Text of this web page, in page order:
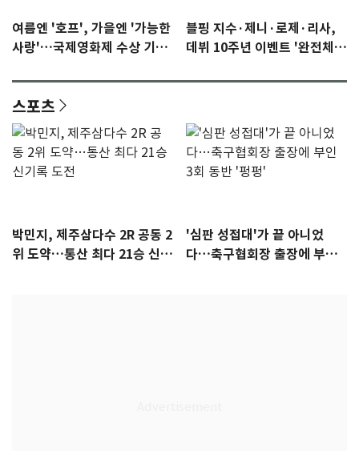
여름엔 '호프', 가을엔 '가능한
사랑'…국제영화제 수상 기대
블핑 지수·제니·로제·리사,
데뷔 10주년 이벤트 '완전체'
스포츠
박민지, 제주삼다수 2R 공동 2
위 도약…통산 최다 21승 신기
'심판 성접대'가 끝 아니었
다…축구협회장 출장에 부인